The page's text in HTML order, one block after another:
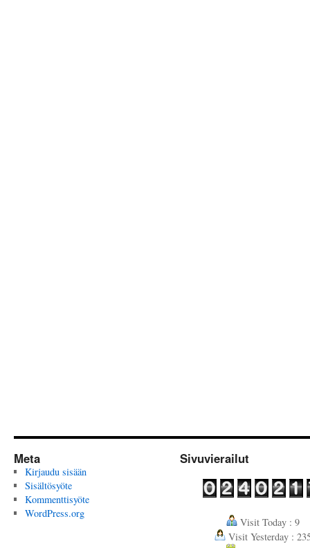
Meta
Kirjaudu sisään
Sisältösyöte
Kommenttisyöte
WordPress.org
Sivuvierailut
Visit Today : 9
Visit Yesterday :